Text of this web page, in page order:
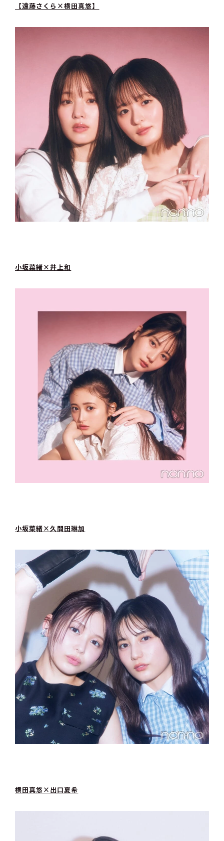
【遠藤さくら×横田真悠】
小坂菜緒×井上和
小坂菜緒×久間田琳加
横田真悠×出口夏希